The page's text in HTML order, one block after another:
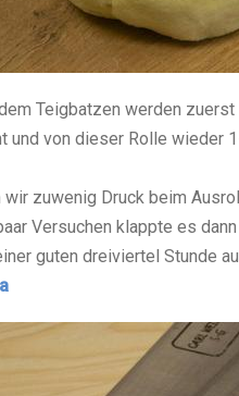
Teigbatzen werden
und von dieser Rolle wieder
zuwenig Druck beim
Versuchen klappte es
guten dreiviertel Stunde